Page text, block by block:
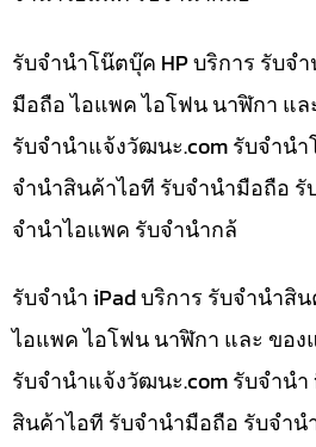
รับจำนำโน๊ตบุ๊ค HP บริการ รับจ
มือถือ ไอแพค ไอโฟน นาฬิกา แ
รับจํานําแจ้งวัฒนะ.com รับจำนำ
จำนำสินค้าไอที รับจำนำมือถือ
จำนำไอแพค รับจำนำกล้
รับจำนำ iPad บริการ รับจำนำสิ
ไอแพค ไอโฟน นาฬิกา และ ของ
รับจํานําแจ้งวัฒนะ.com รับจำนำ
สินค้าไอที รับจำนำมือถือ รับจำ